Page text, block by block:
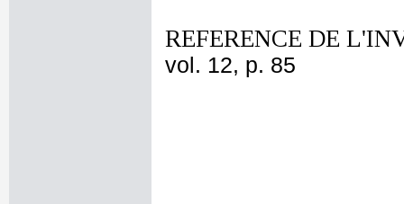
REFERENCE DE
vol. 12, p. 85